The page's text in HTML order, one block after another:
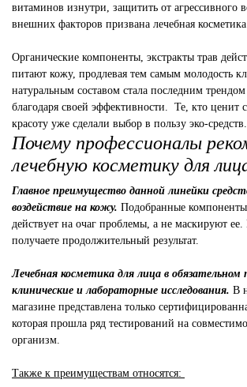
витаминов изнутри, защитить от агрессивного
внешних факторов призвана лечебная
Органические компоненты, экстракты трав
питают кожу, продлевая тем самым молодость
натуральным составом стала последним трендом
благодаря своей эффективности. Те, кто ценит
красоту уже сделали выбор в пользу эко-средств.
Почему профессионалы
лечебную косметику для
Главное преимущество данной линейки
воздействие на кожу. Подобранные
действует на очаг проблемы, а не маскируют ее.
получаете продолжительный результат.
Лечебная косметика для лица в обязательном
клинические и лабораторные исследования. В
магазине представлена только
которая прошла ряд тестирований на
организм.
Также к преимуществам относятся: